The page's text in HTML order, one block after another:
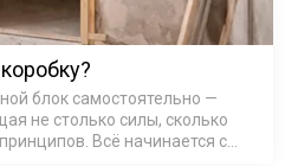
блок самостоятельно —
не столько силы, сколько
Всё начинается с